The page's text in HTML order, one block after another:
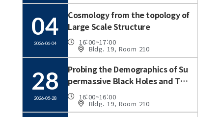
04
2026-06-04
Cosmology from the topology of
Large Scale Structure
16:00~17:00
Bldg. 19, Room 210
28
2026-05-28
Probing the Demographics of Su
permassive Black Holes and Thei
r Host Galaxies at z=6
16:00~16:00
Bldg. 19, Room 210